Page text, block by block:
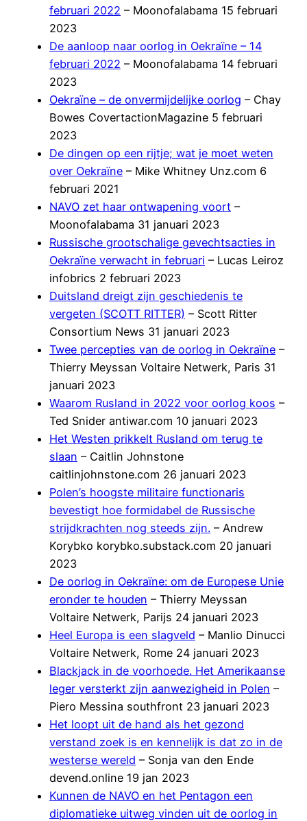
februari 2022 – Moonofalabama 15 februari
2023
De aanloop naar oorlog in Oekraïne – 14
februari 2022 – Moonofalabama 14 februari
2023
Oekraïne – de onvermijdelijke oorlog – Chay
Bowes CovertactionMagazine 5 februari
2023
De dingen op een rijtje; wat je moet weten
over Oekraïne – Mike Whitney Unz.com 6
februari 2021
NAVO zet haar ontwapening voort –
Moonofalabama 31 januari 2023
Russische grootschalige gevechtsacties in
Oekraïne verwacht in februari – Lucas Leiroz
infobrics 2 februari 2023
Duitsland dreigt zijn geschiedenis te
vergeten (SCOTT RITTER) – Scott Ritter
Consortium News 31 januari 2023
Twee percepties van de oorlog in Oekraïne –
Thierry Meyssan Voltaire Netwerk, Paris 31
januari 2023
Waarom Rusland in 2022 voor oorlog koos –
Ted Snider antiwar.com 10 januari 2023
Het Westen prikkelt Rusland om terug te
slaan – Caitlin Johnstone
caitlinjohnstone.com 26 januari 2023
Polen’s hoogste militaire functionaris
bevestigt hoe formidabel de Russische
strijdkrachten nog steeds zijn. – Andrew
Korybko korybko.substack.com 20 januari
2023
De oorlog in Oekraïne: om de Europese Unie
eronder te houden – Thierry Meyssan
Voltaire Netwerk, Parijs 24 januari 2023
Heel Europa is een slagveld – Manlio Dinucci
Voltaire Netwerk, Rome 24 januari 2023
Blackjack in de voorhoede. Het Amerikaanse
leger versterkt zijn aanwezigheid in Polen –
Piero Messina southfront 23 januari 2023
Het loopt uit de hand als het gezond
verstand zoek is en kennelijk is dat zo in de
westerse wereld – Sonja van den Ende
devend.online 19 jan 2023
Kunnen de NAVO en het Pentagon een
diplomatieke uitweg vinden uit de oorlog in